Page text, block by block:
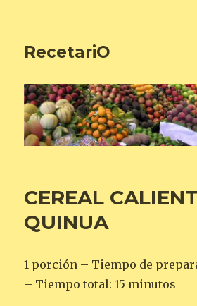
RecetariO
CEREAL
QUINUA
1 porción – Tiempo de
– Tiempo total: 15 minutos